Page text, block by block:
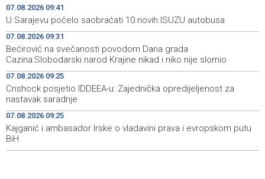
09:07
Aktivan požar kod Konjica, u gašenju sudjelovali Air
Tractor i helikopter OS-a BiH
09:02
AL Arabiya - Postoje 'pouzdani obavještajni podaci' o
pripremi napada na Saudijsku Arabiju
08:57 Lawmakers urge Trump to impose sanctions on Dodik
U Mostaru konferencija o novoj financijskoj perspektivi
Europske unije 2028.–2034.
07.08.2026 09:41
U Sarajevu počelo saobraćati 10 novih ISUZU autobusa
07.08.2026 09:31
Bećirović na svečanosti povodom Dana grada
Cazina:Slobodarski narod Krajine nikad i niko nije slomio
07.08.2026 09:25
Crishock posjetio IDDEEA-u: Zajednička opredijeljenost za
nastavak saradnje
07.08.2026 09:25
Kajganić i ambasador Irske o vladavini prava i evropskom putu
BiH